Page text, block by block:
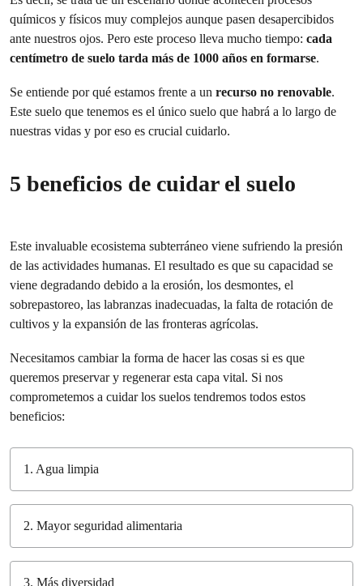
químicos y físicos muy complejos aunque pasen desapercibidos
ante nuestros ojos. Pero este proceso lleva mucho tiempo: cada
centímetro de suelo tarda más de 1000 años en formarse.
Se entiende por qué estamos frente a un recurso no renovable.
Este suelo que tenemos es el único suelo que habrá a lo largo de
nuestras vidas y por eso es crucial cuidarlo.
5 beneficios de cuidar el suelo
Este invaluable ecosistema subterráneo viene sufriendo la presión
de las actividades humanas. El resultado es que su capacidad se
viene degradando debido a la erosión, los desmontes, el
sobrepastoreo, las labranzas inadecuadas, la falta de rotación de
cultivos y la expansión de las fronteras agrícolas.
Necesitamos cambiar la forma de hacer las cosas si es que
queremos preservar y regenerar esta capa vital. Si nos
comprometemos a cuidar los suelos tendremos todos estos
beneficios:
1. Agua limpia
2. Mayor seguridad alimentaria
3. Más diversidad